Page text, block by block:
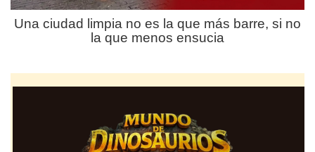
Una ciudad limpia no es la que más barre, si no
la que menos ensucia